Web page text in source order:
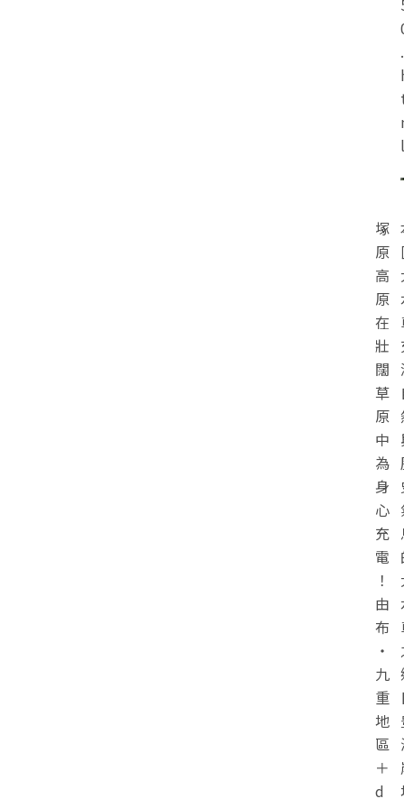
.
l
塚
原
高
原
在
壯
闊
草
原
中
為
身
心
充
電
！
由
布
・
九
重
地
區
＋
d